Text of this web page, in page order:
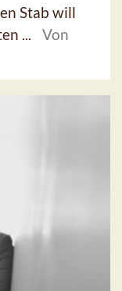
Stab will
...
Von